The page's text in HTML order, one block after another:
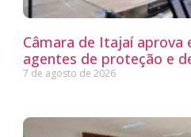
Câmara de Itajaí aprova
agentes de proteção e
7 de agosto de 2026